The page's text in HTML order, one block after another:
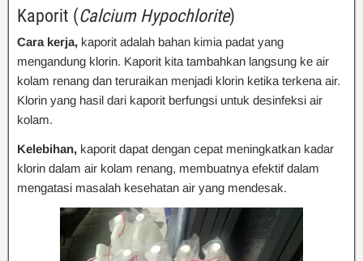
Kaporit (Calcium Hypochlorite)
Cara kerja, kaporit adalah bahan kimia padat yang
mengandung klorin. Kaporit kita tambahkan langsung ke air
kolam renang dan teruraikan menjadi klorin ketika terkena air.
Klorin yang hasil dari kaporit berfungsi untuk desinfeksi air
kolam.
Kelebihan, kaporit dapat dengan cepat meningkatkan kadar
klorin dalam air kolam renang, membuatnya efektif dalam
mengatasi masalah kesehatan air yang mendesak.